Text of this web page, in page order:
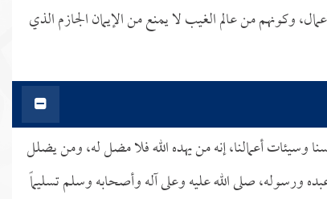
وكونهم من عالم الغيب لا يمنع من الإيمان الجازم الذي
وسيئات أعمالنا، إنه من يهده الله فلا مضل له، ومن يضلل
ورسوله، صلى الله عليه وعلى آله وأصحابه وسلم تسليماً